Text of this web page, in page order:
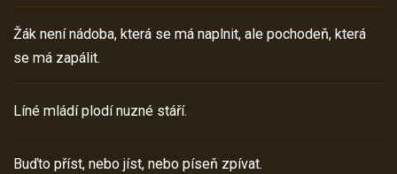
Žák není nádoba, která se má naplnit, ale pochodeň, která
se má zapálit.
Líné mládí plodí nuzné stáří.
Buďto příst, nebo jíst, nebo píseň zpívat.